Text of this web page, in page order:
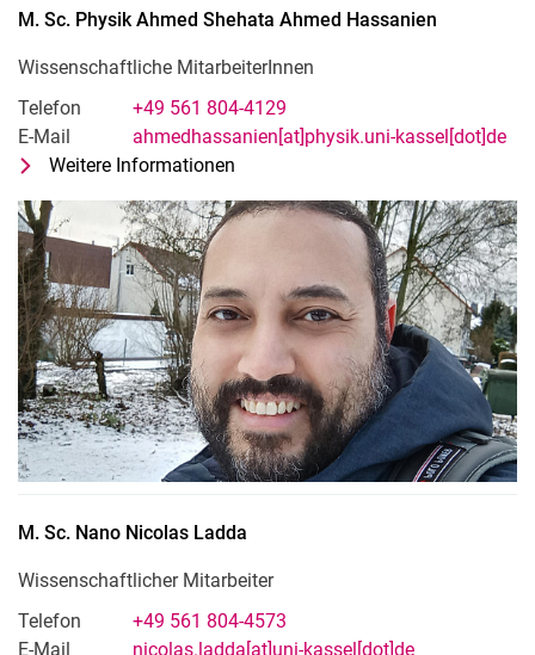
M. Sc. PhysikAhmed Shehata Ahmed Hassanien
Wissenschaftliche MitarbeiterInnen
Telefon
+49 561 804-4129
E-Mail
ahmedhassanien[at]physik.uni-kassel[dot]de
Weitere Informationen
M. Sc. Nano Nicolas Ladda
Wissenschaftlicher Mitarbeiter
Telefon
+49 561 804-4573
E-Mail
nicolas.ladda[at]uni-kassel[dot]de